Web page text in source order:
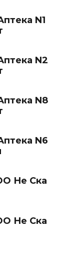
N1
N2
N8
N6
Не Ска
Не Ска